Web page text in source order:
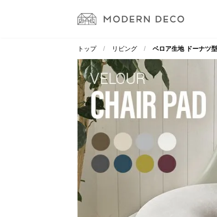
トップ リビング ベロア生地 ドーナツ